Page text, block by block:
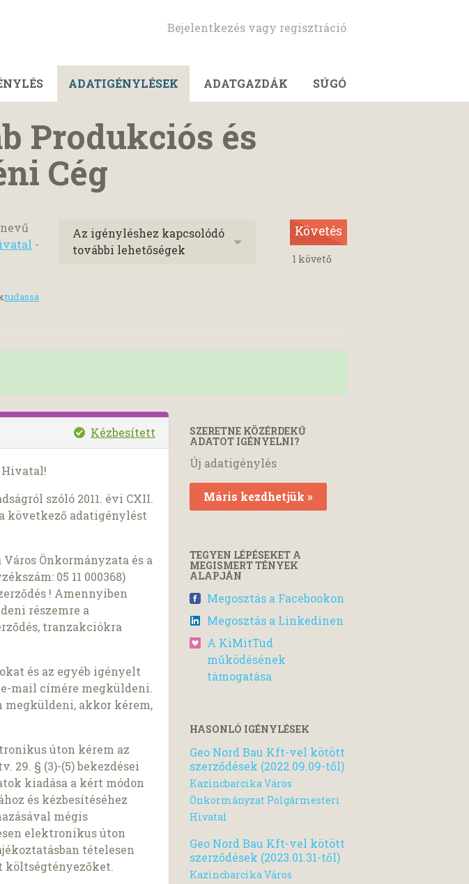
Bejelentkezés vagy regisztráció
ADATIGÉNYLÉSEK ADATGAZDÁK SÚGÓ
Produkciós és
Cég
-
tudassa
Az igényléshez kapcsolódó
további lehetőségek
Követés
1 követő
Kézbesített
szóló 2011. évi CXII.
következő adatigénylést
Önkormányzata és a
05 11 000368)
! Amennyiben
részemre a
tranzakciókra
és az egyéb igényelt
mail címére megküldeni.
megküldeni, akkor kérem,
úton kérem az
29. § (3)-(5) bekezdései
kiadása a kért módon
és kézbesítéséhez
mégis
elektronikus úton
tételesen
költségtényezőket.
SZERETNE KÖZÉRDEKŰ
ADATOT IGÉNYELNI?
Új adatigénylés
Máris kezdhetjük »
TEGYEN LÉPÉSEKET A
MEGISMERT TÉNYEK
ALAPJÁN
Megosztás a Facebookon
Megosztás a Linkedinen
A KiMitTud
működésének
támogatása
HASONLÓ IGÉNYLÉSEK
Geo Nord Bau Kft-vel kötött
szerződések (2022.09.09-től)
Kazincbarcika Város
Önkormányzat Polgármesteri
Hivatal
Geo Nord Bau Kft-vel kötött
szerződések (2023.01.31-től)
Kazincbarcika Város